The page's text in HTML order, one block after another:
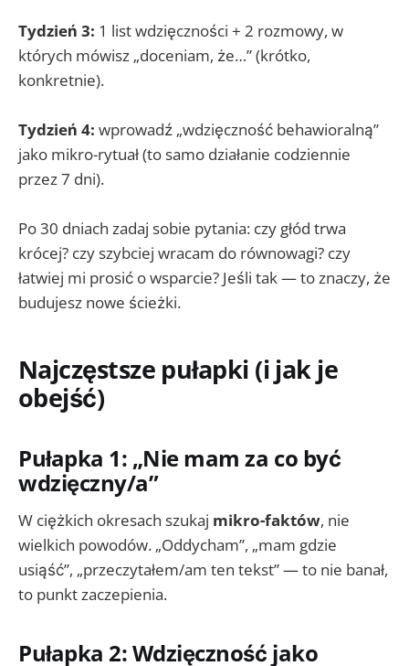
Tydzień 3: 1 list wdzięczności + 2 rozmowy, w
których mówisz „doceniam, że…” (krótko,
konkretnie).
Tydzień 4: wprowadź „wdzięczność behawioralną”
jako mikro-rytuał (to samo działanie codziennie
przez 7 dni).
Po 30 dniach zadaj sobie pytania: czy głód trwa
krócej? czy szybciej wracam do równowagi? czy
łatwiej mi prosić o wsparcie? Jeśli tak — to znaczy, że
budujesz nowe ścieżki.
Najczęstsze pułapki (i jak je
obejść)
Pułapka 1: „Nie mam za co być
wdzięczny/a”
W ciężkich okresach szukaj mikro-faktów, nie
wielkich powodów. „Oddycham”, „mam gdzie
usiąść”, „przeczytałem/am ten tekst” — to nie banał,
to punkt zaczepienia.
Pułapka 2: Wdzięczność jako